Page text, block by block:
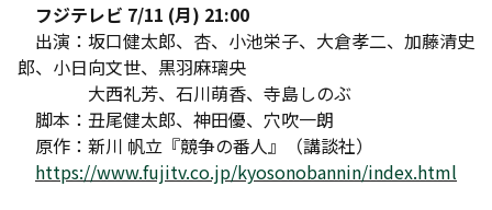
フジテレビ 7/11 (月) 21:00
出演：坂口健太郎、杏、小池栄子、大倉孝二、加藤清史
郎、小日向文世、黒羽麻璃央
大西礼芳、石川萌香、寺島しのぶ
脚本：丑尾健太郎、神田優、穴吹一朗
原作：新川 帆立『競争の番人』（講談社）
https://www.fujitv.co.jp/kyosonobannin/index.html